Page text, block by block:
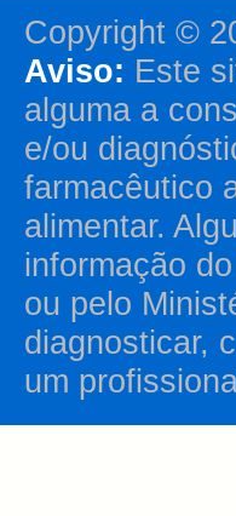
Copyright ©
Aviso: Este
alguma a
e/ou
farmacêutico
alimentar.
informação
ou pelo
diagnosticar,
um